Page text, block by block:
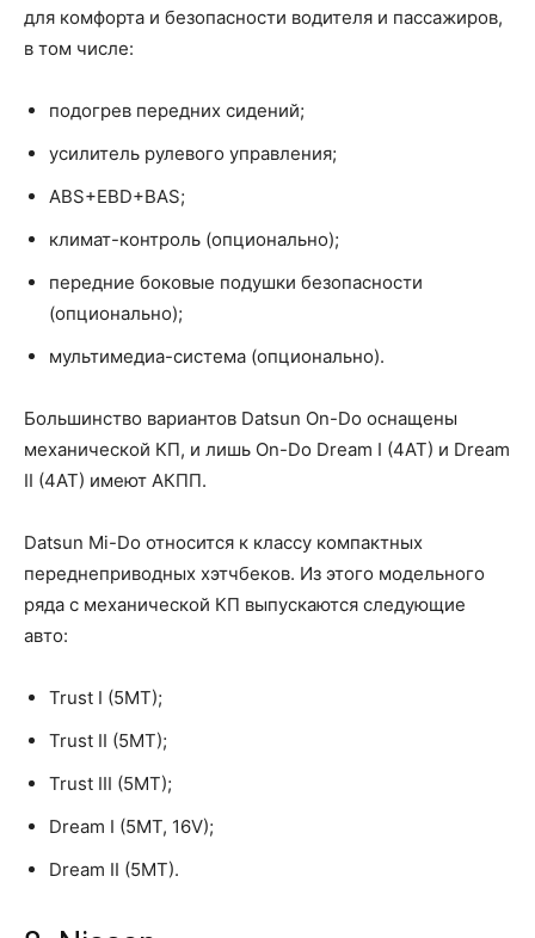
для комфорта и безопасности водителя и пассажиров,
в том числе:
подогрев передних сидений;
усилитель рулевого управления;
ABS+EBD+BAS;
климат-контроль (опционально);
передние боковые подушки безопасности
(опционально);
мультимедиа-система (опционально).
Большинство вариантов Datsun On-Do оснащены
механической КП, и лишь On-Do Dream I (4AT) и Dream
II (4AT) имеют АКПП.
Datsun Mi-Do относится к классу компактных
переднеприводных хэтчбеков. Из этого модельного
ряда с механической КП выпускаются следующие
авто:
Trust I (5MT);
Trust II (5MT);
Trust III (5MT);
Dream I (5MT, 16V);
Dream II (5MT).